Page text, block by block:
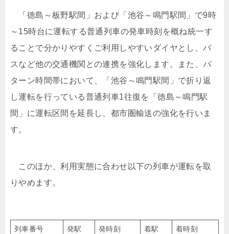
「徳島～板野駅間」および「池谷～鳴門駅間」で9時
～15時台に運転する普通列車の発車時刻を概ね統一す
ることで分かりやすくご利用しやすいダイヤとし、バ
スなど他の交通機関との連携を強化します。また、パ
ターン時間帯において、「池谷～鳴門駅間」で折り返
し運転を行っている普通列車1往復を「徳島～鳴門駅
間」に運転区間を延長し、都市圏輸送の強化を行いま
す。
このほか、利用実態に合わせ以下の列車が運転を取
りやめます。
列車番号 発駅 発時刻 着駅 着時刻